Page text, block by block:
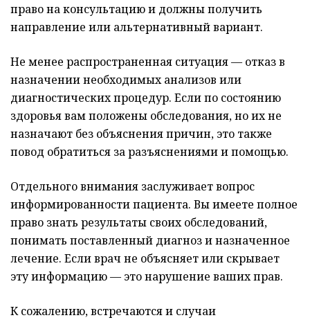
право на консультацию и должны получить
направление или альтернативный вариант.
Не менее распространенная ситуация — отказ в
назначении необходимых анализов или
диагностических процедур. Если по состоянию
здоровья вам положены обследования, но их не
назначают без объяснения причин, это также
повод обратиться за разъяснениями и помощью.
Отдельного внимания заслуживает вопрос
информированности пациента. Вы имеете полное
право знать результаты своих обследований,
понимать поставленный диагноз и назначенное
лечение. Если врач не объясняет или скрывает
эту информацию — это нарушение ваших прав.
К сожалению, встречаются и случаи